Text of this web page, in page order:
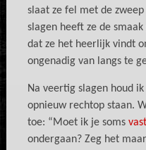
slaat ze fel met de
slagen heeft ze de
dat ze het heerlijk vindt
ongenadig van langs te
Na veertig slagen houd
opnieuw rechtop staan.
toe: “Moet ik je soms
ondergaan? Zeg het